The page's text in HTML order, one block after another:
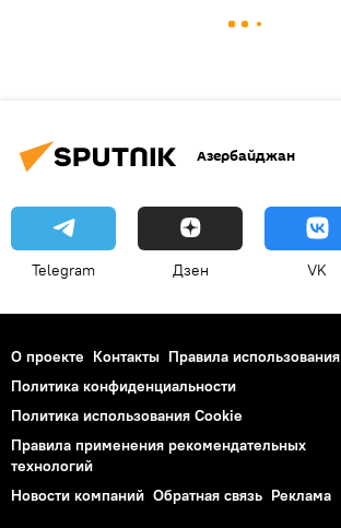
Азербайджан
Telegram Дзен VK
О проекте Контакты Правила использования
Политика конфиденциальности
Политика использования Cookie
Правила применения рекомендательных
технологий
Новости компаний Обратная связь Реклама